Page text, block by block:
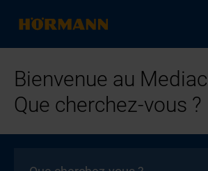
Bienvenue au
Que cherchez-vous ?